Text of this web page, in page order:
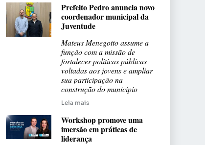
Prefeito Pedro anuncia novo
coordenador municipal da
Juventude
Mateus Menegotto assume a
função com a missão de
fortalecer políticas públicas
voltadas aos jovens e ampliar
sua participação na
construção do município
Leia mais
Workshop promove uma
imersão em práticas de
liderança